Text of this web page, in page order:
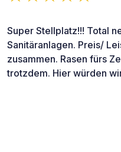
Super Stellplatz!!! Total
Sanitäranlagen. Preis/
zusammen. Rasen fürs
trotzdem. Hier würden